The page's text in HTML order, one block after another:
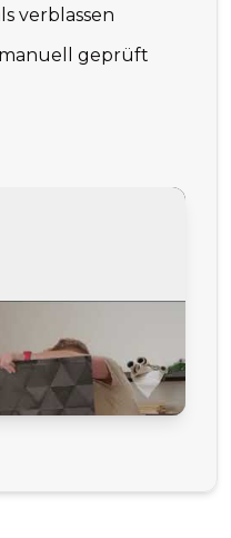
verblassen
geprüft